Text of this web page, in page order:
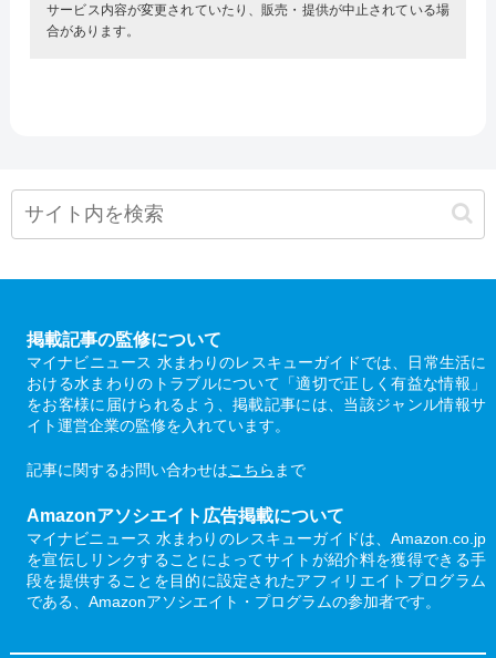
サービス内容が変更されていたり、販売・提供が中止されている場
合があります。
掲載記事の監修について
マイナビニュース 水まわりのレスキューガイドでは、日常生活に
おける水まわりのトラブルについて「適切で正しく有益な情報」
をお客様に届けられるよう、掲載記事には、当該ジャンル情報サ
イト運営企業の監修を入れています。
記事に関するお問い合わせはこちら まで
Amazonアソシエイト広告掲載について
マイナビニュース 水まわりのレスキューガイドは、Amazon.co.jp
を宣伝しリンクすることによってサイトが紹介料を獲得できる手
段を提供することを目的に設定されたアフィリエイトプログラム
である、Amazonアソシエイト・プログラムの参加者です。